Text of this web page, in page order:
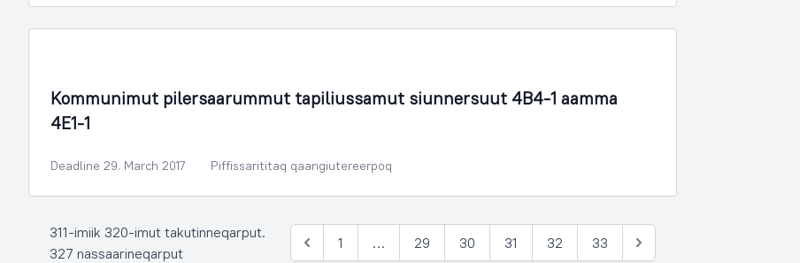
Kommunimut pilersaarummut tapiliussamut siunnersuut 4B4-1 aamma
4E1-1
Deadline 29. March 2017 Piffissarititaq qaangiutereerpoq
311-imiik 320-imut takutinneqarput.
327 nassaarineqarput
Siulia
1 … 29 30 31 32 33
Tullia